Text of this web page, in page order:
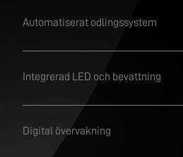
Automatiserat odlingssystem
Integrerad LED och bevattning
Digital övervakning